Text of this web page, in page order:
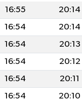
16:55 20:14
16:54 20:14
16:54 20:13
16:54 20:12
16:54 20:11
16:54 20:10